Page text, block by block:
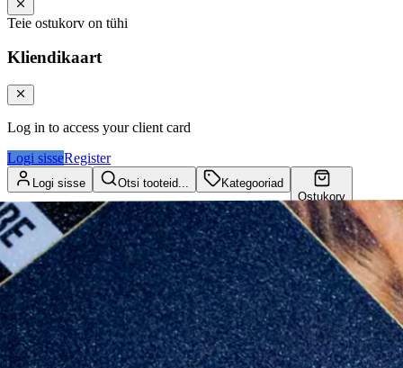
Teie ostukorv on tühi
Kliendikaart
Log in to access your client card
Logi sisseRegister
Logi sisse Otsi tooteid...
Kategooriad
Ostukorv
Kliendikaart